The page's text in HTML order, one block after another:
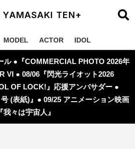
YAMASAKI TEN+
MODEL ACTOR IDOL
ル ●『COMMERCIAL PHOTO 2026年
VI ● 08/06『閃光ライオット2026
OF LOCK!』応援アンバサダー ●
(表紙)』● 09/25 アニメーション映画
『我々は宇宙人』